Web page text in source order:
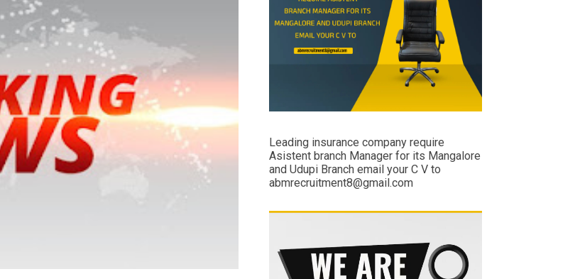
Leading insurance company require
Asistent branch Manager for its Mangalore
and Udupi Branch email your C V to
abmrecruitment8@gmail.com